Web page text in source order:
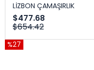
LİZBON ÇAMAŞIRLIK
$477.68
$654.42
%27